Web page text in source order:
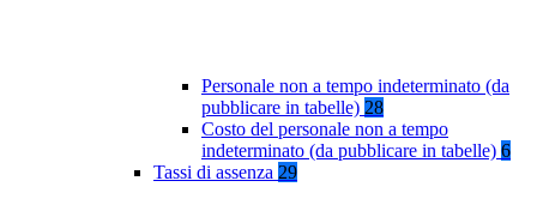
Personale non a tempo indeterminato (da
pubblicare in tabelle) 28
Costo del personale non a tempo
indeterminato (da pubblicare in tabelle) 6
Tassi di assenza 29